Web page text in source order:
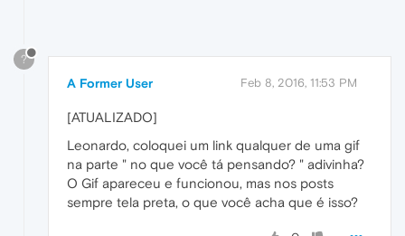
?
A Former User Feb 8, 2016, 11:53 PM
[ATUALIZADO]
Leonardo, coloquei um link qualquer de uma gif
na parte " no que você tá pensando? " adivinha?
O Gif apareceu e funcionou, mas nos posts
sempre tela preta, o que você acha que é isso?